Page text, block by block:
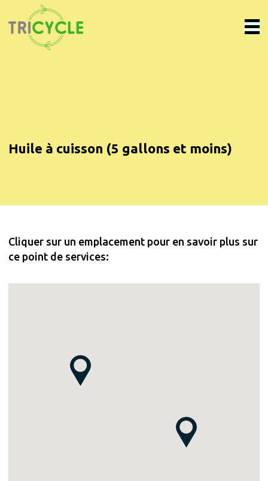
Huile à cuisson (5 gallons et moins)
Cliquer sur un emplacement pour en savoir plus sur
ce point de services: